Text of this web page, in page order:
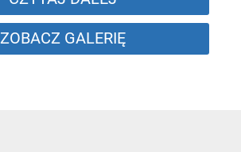
ZOBACZ GALERIĘ